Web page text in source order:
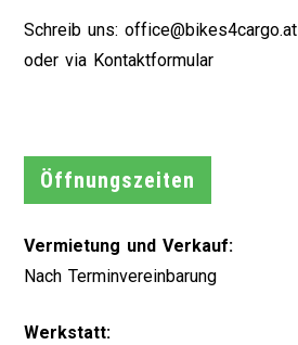
Schreib uns:office@bikes4cargo.at
oder via Kontaktformular
Öffnungszeiten
Vermietung und Verkauf:
Nach Terminvereinbarung
Werkstatt: